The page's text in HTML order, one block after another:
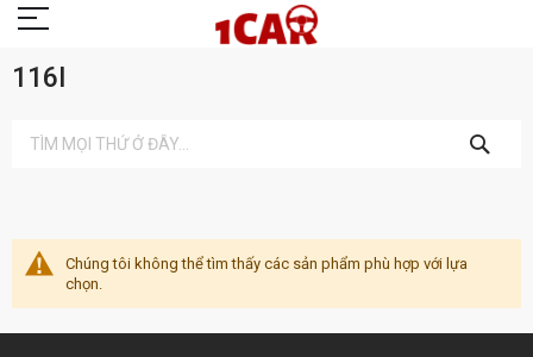
116I
KIẾM
Chúng tôi không thể tìm thấy các sản phẩm phù hợp với lựa
chọn.